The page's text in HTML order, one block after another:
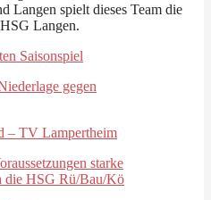
Langen spielt dieses Team die
Langen.
Saisonspiel
gegen
– TV Lampertheim
starke
die HSG Rü/Bau/Kö